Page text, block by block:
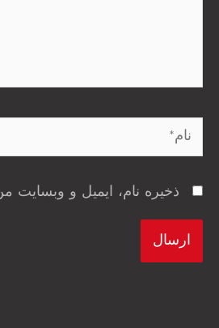
نام*
ذخیره نام، ایمیل و وبسایت